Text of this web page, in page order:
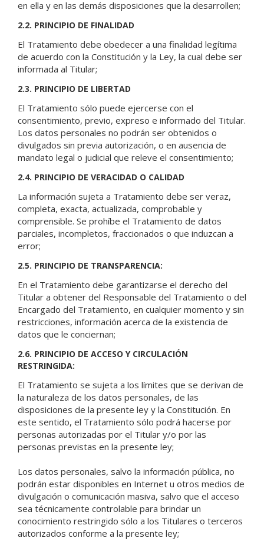
en ella y en las demás disposiciones que la desarrollen;
2.2. PRINCIPIO DE FINALIDAD
El Tratamiento debe obedecer a una finalidad legítima
de acuerdo con la Constitución y la Ley, la cual debe ser
informada al Titular;
2.3. PRINCIPIO DE LIBERTAD
El Tratamiento sólo puede ejercerse con el
consentimiento, previo, expreso e informado del Titular.
Los datos personales no podrán ser obtenidos o
divulgados sin previa autorización, o en ausencia de
mandato legal o judicial que releve el consentimiento;
2.4. PRINCIPIO DE VERACIDAD O CALIDAD
La información sujeta a Tratamiento debe ser veraz,
completa, exacta, actualizada, comprobable y
comprensible. Se prohíbe el Tratamiento de datos
parciales, incompletos, fraccionados o que induzcan a
error;
2.5. PRINCIPIO DE TRANSPARENCIA:
En el Tratamiento debe garantizarse el derecho del
Titular a obtener del Responsable del Tratamiento o del
Encargado del Tratamiento, en cualquier momento y sin
restricciones, información acerca de la existencia de
datos que le conciernan;
2.6. PRINCIPIO DE ACCESO Y CIRCULACIÓN
RESTRINGIDA:
El Tratamiento se sujeta a los límites que se derivan de
la naturaleza de los datos personales, de las
disposiciones de la presente ley y la Constitución. En
este sentido, el Tratamiento sólo podrá hacerse por
personas autorizadas por el Titular y/o por las
personas previstas en la presente ley;
Los datos personales, salvo la información pública, no
podrán estar disponibles en Internet u otros medios de
divulgación o comunicación masiva, salvo que el acceso
sea técnicamente controlable para brindar un
conocimiento restringido sólo a los Titulares o terceros
autorizados conforme a la presente ley;